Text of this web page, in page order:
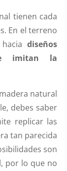
tienen cada
En el terreno
diseños
imitan la
natural
debes saber
replicar las
tan parecida
son
por lo que no